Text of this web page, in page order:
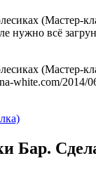
нужно всё
white.com/2014/
Бар.